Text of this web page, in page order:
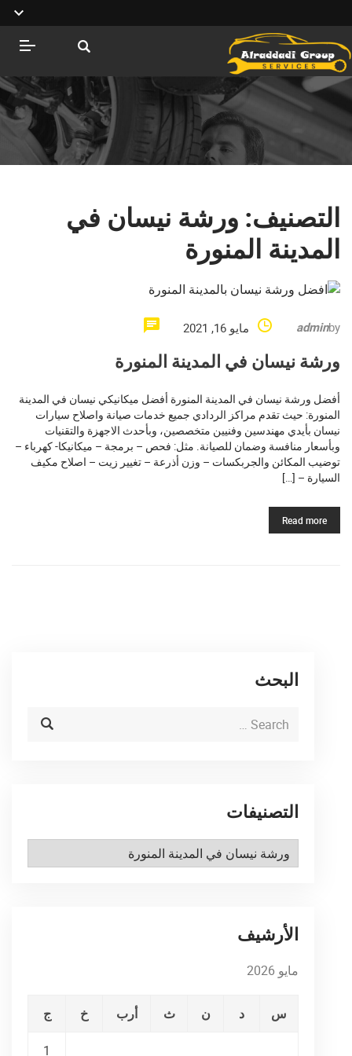
التصنيف: ورشة نيسان في
المدينة المنورة
by
admin مايو 16, 2021
ورشة نيسان في المدينة المنورة
أفضل ورشة نيسان في المدينة المنورة أفضل ميكانيكي نيسان في المدينة
المنورة: حيث تقدم مراكز الردادي جميع خدمات صيانة واصلاح سيارات
نيسان بأيدي مهندسين وفنيين متخصصين، وبأحدث الاجهزة والتقنيات
وبأسعار منافسة وضمان للصيانة. مثل: فحص – برمجة – ميكانيكا- كهرباء –
توضيب المكائن والجربكسات – وزن أذرعة – تغيير زيت – اصلاح مكيف
السيارة – […]
Read more
البحث
التصنيفات
التصنيفات
الأرشيف
مايو 2026
س د ن ث أرب خ ج
1